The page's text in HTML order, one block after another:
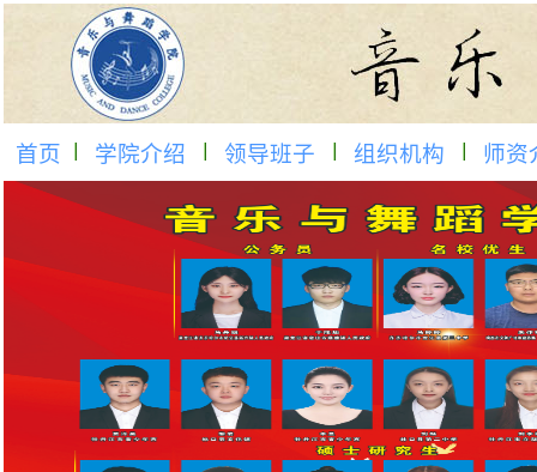
首页 学院介绍 领导班子 组织机构 师